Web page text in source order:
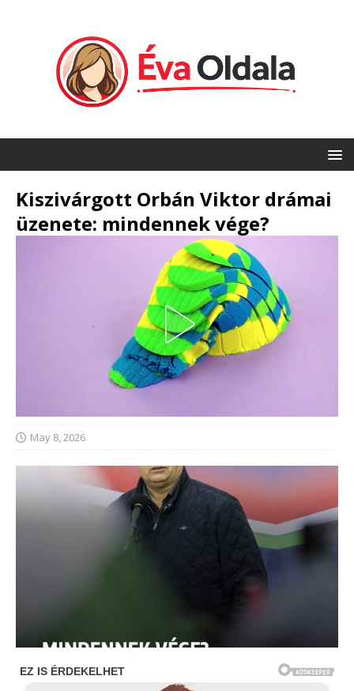
Kiszivárgott Orbán Viktor drámai
üzenete: mindennek vége?
May 8, 2026